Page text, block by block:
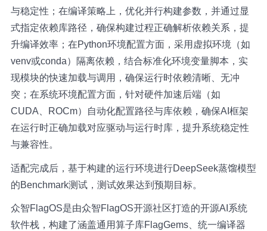
与稳定性；在编译策略上，优化并行构建参数，并通过显
式指定依赖库路径，确保构建过程正确解析依赖关系，提
升编译效率；在Python环境配置方面，采用虚拟环境（如
venv或conda）隔离依赖，结合标准化环境变量脚本，实
现模块的快速加载与调用，确保运行时依赖清晰、无冲
突；在系统环境配置方面，针对硬件加速后端（如
CUDA、ROCm）自动化配置路径与库依赖，确保AI框架
在运行时正确加载对应驱动与运行时库，提升系统稳定性
与兼容性。
适配完成后，基于构建的运行环境进行DeepSeek蒸馏模型
的Benchmark测试，测试效果达到预期目标。
众智FlagOS是由众智FlagOS开源社区打造的开源AI系统
软件栈，构建了涵盖通用算子库FlagGems、统一编译器